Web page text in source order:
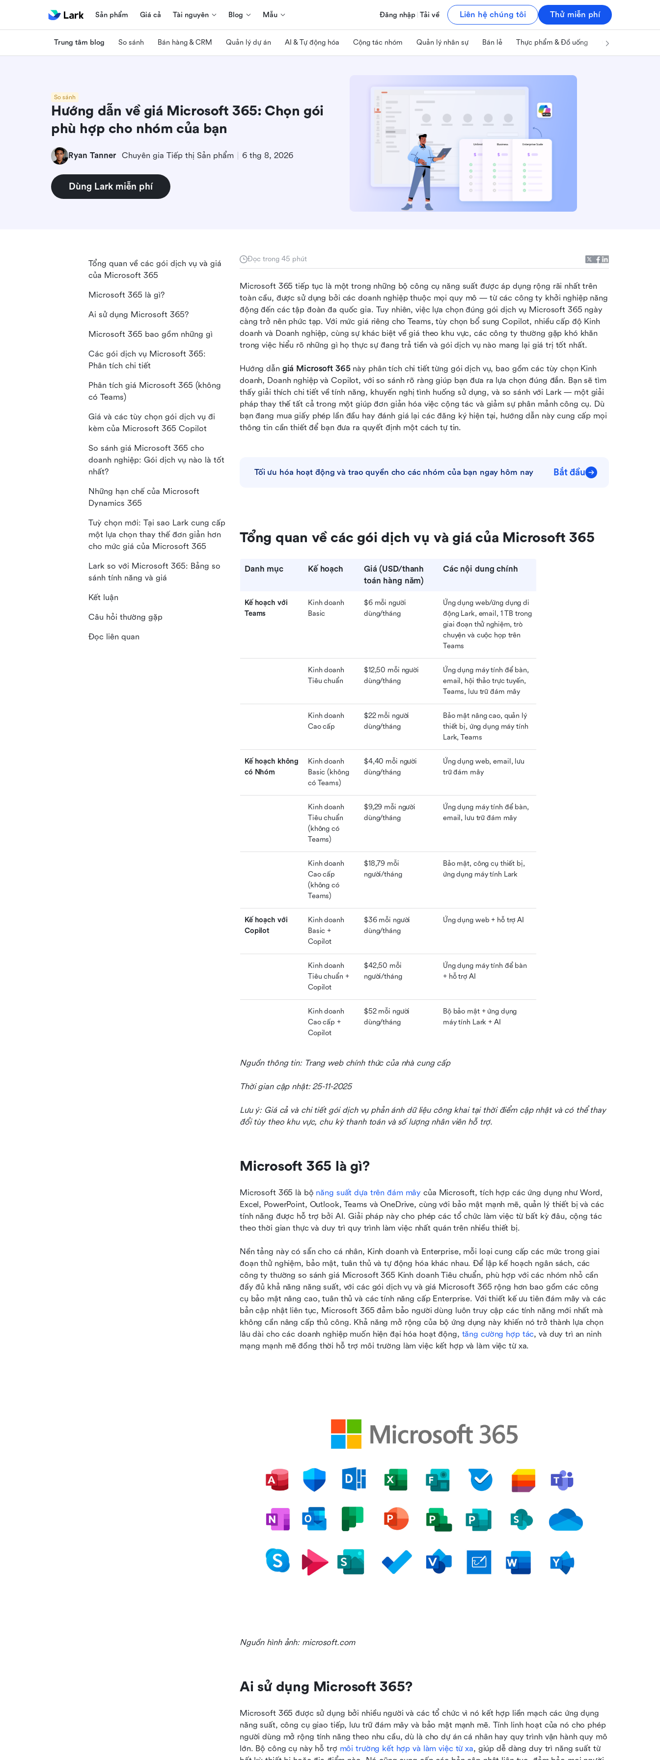
Sản phẩm Giá cả Tài nguyên Blog Mẫu Đăng nhập Tải về Liên hệ chúng tôi Thử miễn phí
Trung tâm blog So sánh Bán hàng & CRM Quản lý dự án AI & Tự động hóa Cộng tác nhóm Quản lý nhân sự Bán lẻ Thực phẩm & Đồ uống Công nghệ & IT
So sánh
Hướng dẫn về giá Microsoft 365: Chọn gói
phù hợp cho nhóm của bạn
Ryan Tanner Chuyên gia Tiếp thị Sản phẩm 6 thg 8, 2026
Dùng Lark miễn phí
Đọc trong 45 phút
Microsoft 365 tiếp tục là một trong những bộ công cụ năng suất được áp dụng rộng rãi nhất trên
toàn cầu, được sử dụng bởi các doanh nghiệp thuộc mọi quy mô — từ các công ty khởi nghiệp năng
động đến các tập đoàn đa quốc gia. Tuy nhiên, việc lựa chọn đúng gói dịch vụ Microsoft 365 ngày
càng trở nên phức tạp. Với mức giá riêng cho Teams, tùy chọn bổ sung Copilot, nhiều cấp độ Kinh
doanh và Doanh nghiệp, cùng sự khác biệt về giá theo khu vực, các công ty thường gặp khó khăn
trong việc hiểu rõ những gì họ thực sự đang trả tiền và gói dịch vụ nào mang lại giá trị tốt nhất.
Hướng dẫn giá Microsoft 365 này phân tích chi tiết từng gói dịch vụ, bao gồm các tùy chọn Kinh
doanh, Doanh nghiệp và Copilot, với so sánh rõ ràng giúp bạn đưa ra lựa chọn đúng đắn. Bạn sẽ tìm
thấy giải thích chi tiết về tính năng, khuyến nghị tình huống sử dụng, và so sánh với Lark — một giải
pháp thay thế tất cả trong một giúp đơn giản hóa việc cộng tác và giảm sự phân mảnh công cụ. Dù
bạn đang mua giấy phép lần đầu hay đánh giá lại các đăng ký hiện tại, hướng dẫn này cung cấp mọi
thông tin cần thiết để bạn đưa ra quyết định một cách tự tin.
Tối ưu hóa hoạt động và trao quyền cho các nhóm của bạn ngay hôm nay Bắt đầu
Tổng quan về các gói dịch vụ và giá của Microsoft 365
Danh mục Kế hoạch
Giá (USD/thanh
toán hàng năm)
Các nội dung chính
Kế hoạch với
Teams
Kinh doanh
Basic
$6 mỗi người
dùng/tháng
Ứng dụng web/ứng dụng di
động Lark, email, 1 TB trong
giai đoạn thử nghiệm, trò
chuyện và cuộc họp trên
Teams
Kinh doanh
Tiêu chuẩn
$12,50 mỗi người
dùng/tháng
Ứng dụng máy tính để bàn,
email, hội thảo trực tuyến,
Teams, lưu trữ đám mây
Kinh doanh
Cao cấp
$22 mỗi người
dùng/tháng
Bảo mật nâng cao, quản lý
thiết bị, ứng dụng máy tính
Lark, Teams
Kế hoạch không
có Nhóm
Kinh doanh
Basic (không
có Teams)
$4,40 mỗi người
dùng/tháng
Ứng dụng web, email, lưu
trữ đám mây
Kinh doanh
Tiêu chuẩn
(không có
Teams)
$9,29 mỗi người
dùng/tháng
Ứng dụng máy tính để bàn,
email, lưu trữ đám mây
Kinh doanh
Cao cấp
(không có
Teams)
$18,79 mỗi
người/tháng
Bảo mật, công cụ thiết bị,
ứng dụng máy tính Lark
Kế hoạch với
Copilot
Kinh doanh
Basic +
Copilot
$36 mỗi người
dùng/tháng
Ứng dụng web + hỗ trợ AI
Kinh doanh
Tiêu chuẩn +
Copilot
$42,50 mỗi
người/tháng
Ứng dụng máy tính để bàn
+ hỗ trợ AI
Kinh doanh
Cao cấp +
Copilot
$52 mỗi người
dùng/tháng
Bộ bảo mật + ứng dụng
máy tính Lark + AI
Nguồn thông tin: Trang web chính thức của nhà cung cấp
Thời gian cập nhật: 25-11-2025
Lưu ý: Giá cả và chi tiết gói dịch vụ phản ánh dữ liệu công khai tại thời điểm cập nhật và có thể thay
đổi tùy theo khu vực, chu kỳ thanh toán và số lượng nhân viên hỗ trợ.
Microsoft 365 là gì?
Microsoft 365 là bộ năng suất dựa trên đám mây của Microsoft, tích hợp các ứng dụng như Word,
Excel, PowerPoint, Outlook, Teams và OneDrive, cùng với bảo mật mạnh mẽ, quản lý thiết bị và các
tính năng được hỗ trợ bởi AI. Giải pháp này cho phép các tổ chức làm việc từ bất kỳ đâu, cộng tác
theo thời gian thực và duy trì quy trình làm việc nhất quán trên nhiều thiết bị.
Nền tảng này có sẵn cho cá nhân, Kinh doanh và Enterprise, mỗi loại cung cấp các mức trong giai
đoạn thử nghiệm, bảo mật, tuân thủ và tự động hóa khác nhau. Để lập kế hoạch ngân sách, các
công ty thường so sánh giá Microsoft 365 Kinh doanh Tiêu chuẩn, phù hợp với các nhóm nhỏ cần
đầy đủ khả năng năng suất, với các gói dịch vụ và giá Microsoft 365 rộng hơn bao gồm các công
cụ bảo mật nâng cao, tuân thủ và các tính năng cấp Enterprise. Với thiết kế ưu tiên đám mây và các
bản cập nhật liên tục, Microsoft 365 đảm bảo người dùng luôn truy cập các tính năng mới nhất mà
không cần nâng cấp thủ công. Khả năng mở rộng của bộ ứng dụng này khiến nó trở thành lựa chọn
lâu dài cho các doanh nghiệp muốn hiện đại hóa hoạt động, tăng cường hợp tác, và duy trì an ninh
mạng mạnh mẽ đồng thời hỗ trợ môi trường làm việc kết hợp và làm việc từ xa.
Nguồn hình ảnh: microsoft.com
Ai sử dụng Microsoft 365?
Microsoft 365 được sử dụng bởi nhiều người và các tổ chức vì nó kết hợp liền mạch các ứng dụng
năng suất, công cụ giao tiếp, lưu trữ đám mây và bảo mật mạnh mẽ. Tính linh hoạt của nó cho phép
người dùng mở rộng tính năng theo nhu cầu, dù là cho dự án cá nhân hay quy trình vận hành quy mô
lớn. Bộ công cụ này hỗ trợ môi trường kết hợp và làm việc từ xa, giúp dễ dàng duy trì năng suất từ
Tổng quan về các gói dịch vụ và giá
của Microsoft 365
Microsoft 365 là gì?
Ai sử dụng Microsoft 365?
Microsoft 365 bao gồm những gì
Các gói dịch vụ Microsoft 365:
Phân tích chi tiết
Phân tích giá Microsoft 365 (không
có Teams)
Giá và các tùy chọn gói dịch vụ đi
kèm của Microsoft 365 Copilot
So sánh giá Microsoft 365 cho
doanh nghiệp: Gói dịch vụ nào là tốt
nhất?
Những hạn chế của Microsoft
Dynamics 365
Tuỳ chọn mới: Tại sao Lark cung cấp
một lựa chọn thay thế đơn giản hơn
cho mức giá của Microsoft 365
Lark so với Microsoft 365: Bảng so
sánh tính năng và giá
Kết luận
Câu hỏi thường gặp
Đọc liên quan